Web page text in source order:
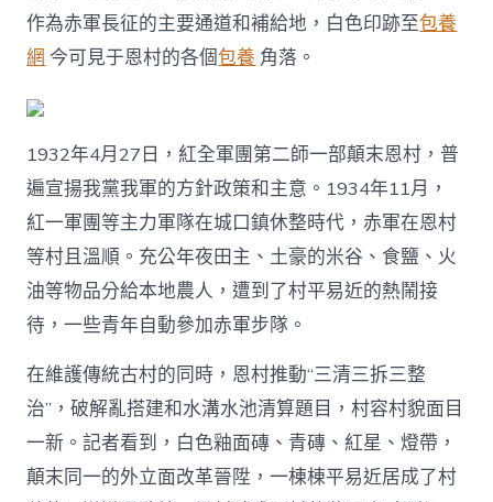
作為赤軍長征的主要通道和補給地，白色印跡至包養
網 今可見于恩村的各個包養 角落。
1932年4月27日，紅全軍團第二師一部顛末恩村，普
遍宣揚我黨我軍的方針政策和主意。1934年11月，
紅一軍團等主力軍隊在城口鎮休整時代，赤軍在恩村
等村且溫順。充公年夜田主、土豪的米谷、食鹽、火
油等物品分給本地農人，遭到了村平易近的熱鬧接
待，一些青年自動參加赤軍步隊。
在維護傳統古村的同時，恩村推動“三清三拆三整
治”，破解亂搭建和水溝水池清算題目，村容村貌面目
一新。記者看到，白色釉面磚、青磚、紅星、燈帶，
顛末同一的外立面改革晉陞，一棟棟平易近居成了村